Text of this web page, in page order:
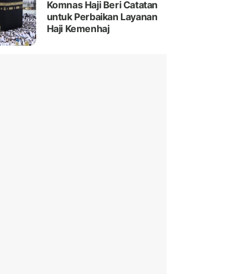
Komnas Haji Beri Catatan
untuk Perbaikan Layanan
Haji Kemenhaj